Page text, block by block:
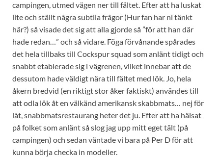
campingen, utmed vägen ner till fältet. Efter att ha luskat
lite och ställt några subtila frågor (Hur fan har ni tänkt
här?) så visade det sig att alla gjorde så ”för att han där
hade redan…” och så vidare. Föga förvånande spårades
det hela tillbaks till Cockspur squad som anlänt tidigt och
snabbt etablerade sig i vägrenen, vilket innebar att de
dessutom hade väldigt nära till fältet med lök. Jo, hela
åkern bredvid (en riktigt stor åker faktiskt) användes till
att odla lök åt en välkänd amerikansk skabbmats… nej för
låt, snabbmatsrestaurang heter det ju. Efter att ha hälsat
på folket som anlänt så slog jag upp mitt eget tält (på
campingen) och sedan väntade vi bara på Per D för att
kunna börja checka in modeller.